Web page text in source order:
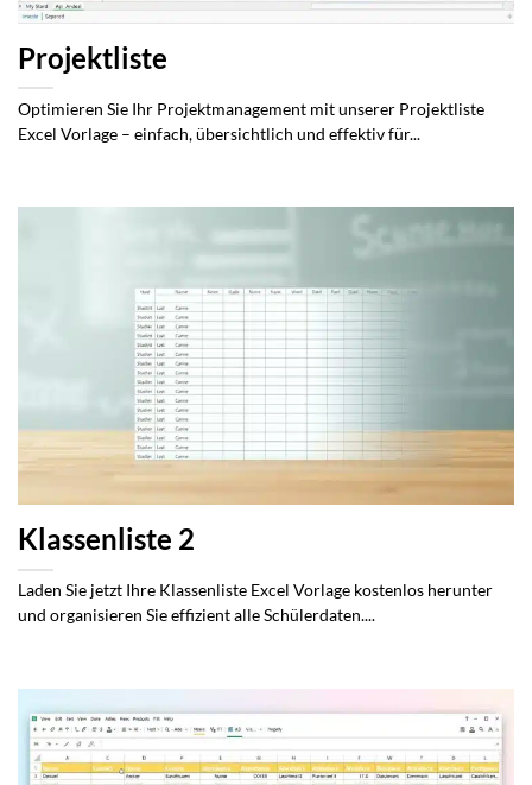
Projektliste
Optimieren Sie Ihr Projektmanagement mit unserer Projektliste
Excel Vorlage – einfach, übersichtlich und effektiv für...
Klassenliste 2
Laden Sie jetzt Ihre Klassenliste Excel Vorlage kostenlos herunter
und organisieren Sie effizient alle Schülerdaten....